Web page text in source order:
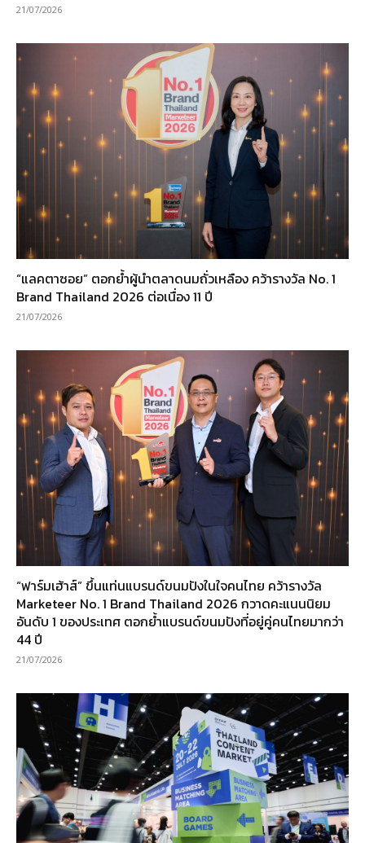
21/07/2026
“แลคตาซอย” ตอกย้ำผู้นำตลาดนมถั่วเหลือง คว้ารางวัล No. 1
Brand Thailand 2026 ต่อเนื่อง 11 ปี
21/07/2026
“ฟาร์มเฮ้าส์” ขึ้นแท่นแบรนด์ขนมปังในใจคนไทย คว้ารางวัล
Marketeer No. 1 Brand Thailand 2026 กวาดคะแนนนิยม
อันดับ 1 ของประเทศ ตอกย้ำแบรนด์ขนมปังที่อยู่คู่คนไทยมากว่า
44 ปี
21/07/2026